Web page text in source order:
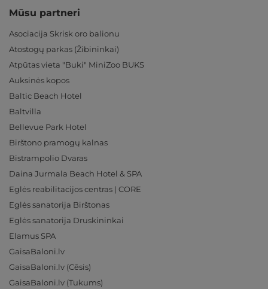
Mūsu partneri
Asociacija Skrisk oro balionu
Atostogų parkas (Žibininkai)
Atpūtas vieta "Buki" MiniZoo BUKS
Auksinės kopos
Baltic Beach Hotel
Baltvilla
Bellevue Park Hotel
Birštono pramogų kalnas
Bistrampolio Dvaras
Daina Jurmala Beach Hotel & SPA
Eglės reabilitacijos centras | CORE
Eglės sanatorija Birštonas
Eglės sanatorija Druskininkai
Elamus SPA
GaisaBaloni.lv
GaisaBaloni.lv (Cēsis)
GaisaBaloni.lv (Tukums)